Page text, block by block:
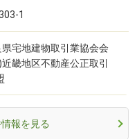
1
宅地建物取引業協会会
畿地区不動産公正取引
報を見る